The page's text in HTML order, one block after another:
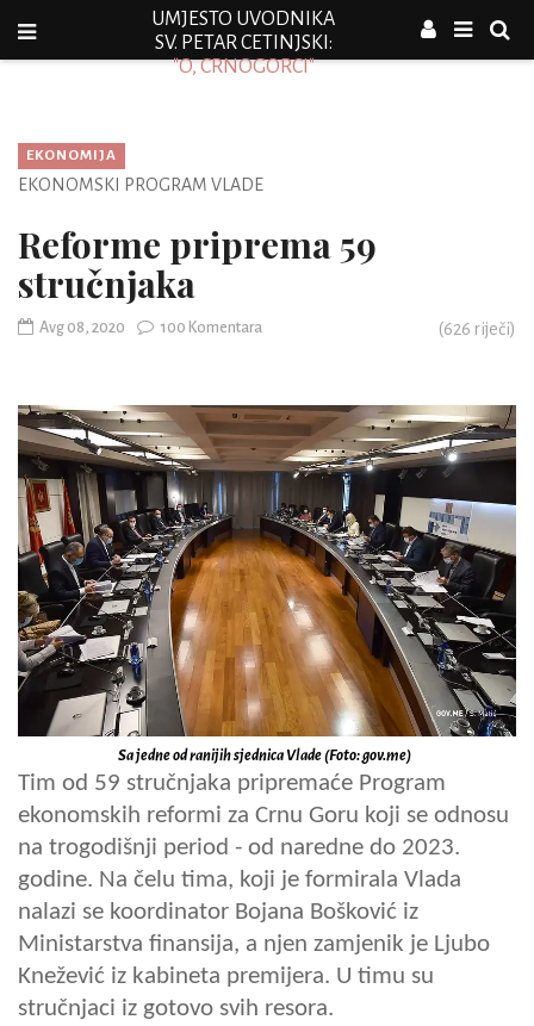
UMJESTO UVODNIKA
SV. PETAR CETINJSKI:
"O, CRNOGORCI"
EKONOMIJA
EKONOMSKI PROGRAM VLADE
Reforme priprema 59
stručnjaka
Avg 08, 2020 100 Komentara (626 riječi)
Sa jedne od ranijih sjednica Vlade (Foto: gov.me)
Tim od 59 stručnjaka pripremaće Program
ekonomskih reformi za Crnu Goru koji se odnosu
na trogodišnji period - od naredne do 2023.
godine. Na čelu tima, koji je formirala Vlada
nalazi se koordinator Bojana Bošković iz
Ministarstva finansija, a njen zamjenik je Ljubo
Knežević iz kabineta premijera. U timu su
stručnjaci iz gotovo svih resora.